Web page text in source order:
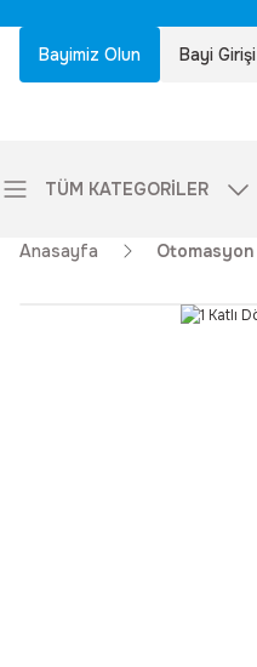
Bayimiz Olun
Bayi Girişi
TÜM KATEGORİLER
Anasayfa Otomasyon